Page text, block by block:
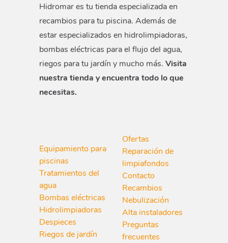
Hidromar es tu tienda especializada en
recambios para tu piscina. Además de
estar especializados en hidrolimpiadoras,
bombas eléctricas para el flujo del agua,
riegos para tu jardín y mucho más. Visita
nuestra tienda y encuentra todo lo que
necesitas.
Equipamiento para
piscinas
Tratamientos del
agua
Bombas eléctricas
Hidrolimpiadoras
Despieces
Riegos de jardín
Ofertas
Reparación de
limpiafondos
Contacto
Recambios
Nebulización
Alta instaladores
Preguntas
frecuentes